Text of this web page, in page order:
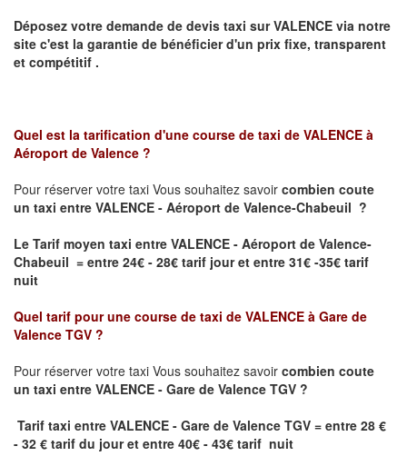
Déposez votre demande de devis taxi surVALENCE via notre
site c'est la garantie de bénéficier d'un prix fixe, transparent
et compétitif .
Quel est la tarification d'une course de taxi de VALENCE à
Aéroport de Valence ?
Pour réserver votre taxi Vous souhaitez savoir combien coute
un taxi entre VALENCE - Aéroport de Valence-Chabeuil ?
Le Tarif moyen taxi entre VALENCE - Aéroport de Valence-
Chabeuil = entre 24€ - 28€ tarif jour et entre 31€ -35€ tarif
nuit
Quel tarif pour une course de taxi de VALENCE à Gare de
Valence TGV ?
Pour réserver votre taxi Vous souhaitez savoir combien coute
un taxi entre VALENCE - Gare de Valence TGV ?
Tarif taxi entre VALENCE - Gare de Valence TGV = entre 28 €
- 32 € tarif du jour et entre 40€ - 43€ tarif nuit